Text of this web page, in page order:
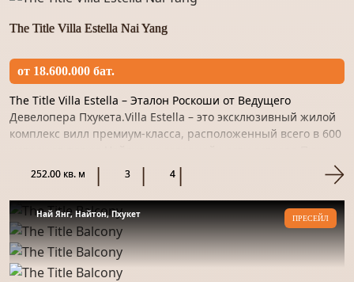
The Title Villa Estella Nai Yang
от 18.600.000 бат.
The Title Villa Estella – Эталон Роскоши от Ведущего
Девелопера Пхукета.Villa Estella – это эксклюзивный жилой
комплекс вилл премиум-класса, расположенный всего в 600
252.00 кв. м 3 4
Най Янг, Найтон, Пхукет ПРЕСЕЙЛ